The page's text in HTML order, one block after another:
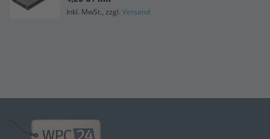
Inkl. MwSt., zzgl. Versand